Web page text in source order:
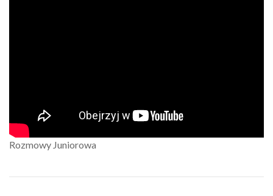
Rozmowy Juniorowa